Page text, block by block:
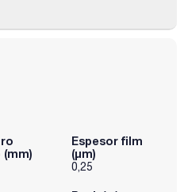
Espesor film
(µm)
0,25